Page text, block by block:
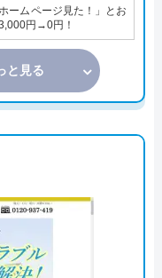
ームページ見た！」とお
円→0円！
と見る